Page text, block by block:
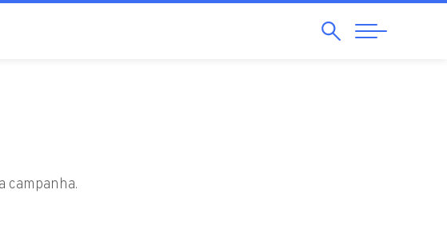
Pesquisar
Abrir
Navegação
campanha.